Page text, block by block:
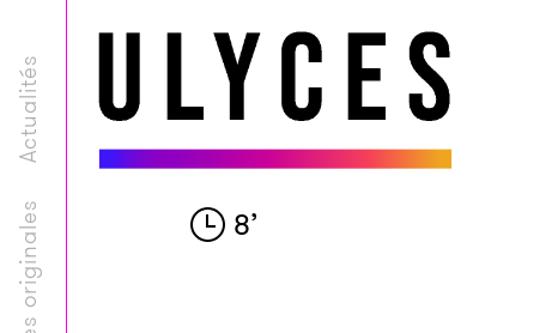
Séries originales
Actualités
8’